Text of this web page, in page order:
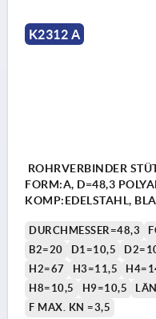
K2312 A
ROHRVERBINDER
FORM:A, D=48,3
KOMP:EDELSTAHL,
DURCHMESSER=48,3
B2=20
D1=10,5
H2=67
H3=11,5
H8=10,5
H9=10,5
F MAX. KN =3,5